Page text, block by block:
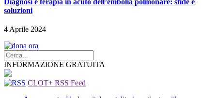
Diagnosi e terapia in acuto dell’embolia polmonare: sfide e
soluzioni
4 Aprile 2024
INFORMAZIONE GRATUITA
CLOT+ RSS Feed